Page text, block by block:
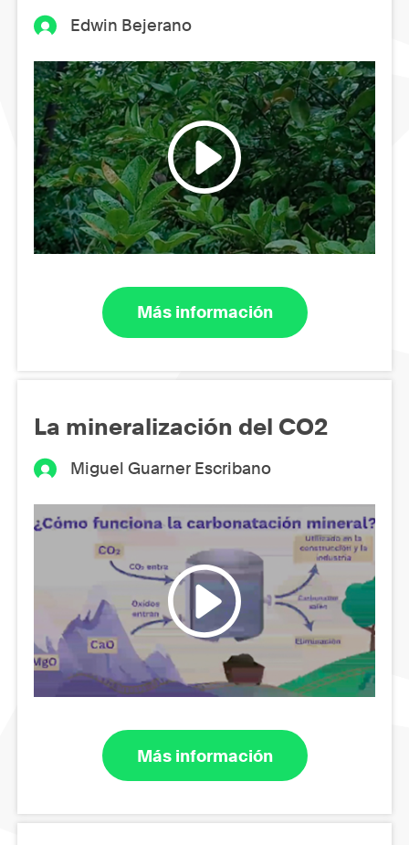
Edwin Bejerano
Más información
La mineralización del CO2
Miguel Guarner Escribano
Más información